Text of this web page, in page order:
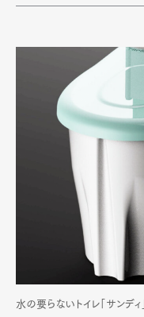
水の要らないトイレ「サンディ」